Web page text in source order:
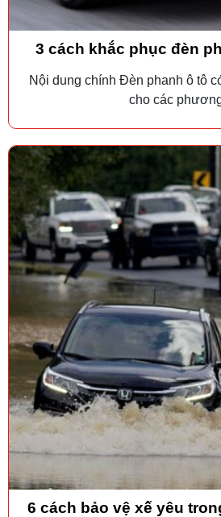
3 cách khắc phục đèn
Nội dung chính Đèn phanh ô tô
cho các
6 cách bảo vệ xế yêu